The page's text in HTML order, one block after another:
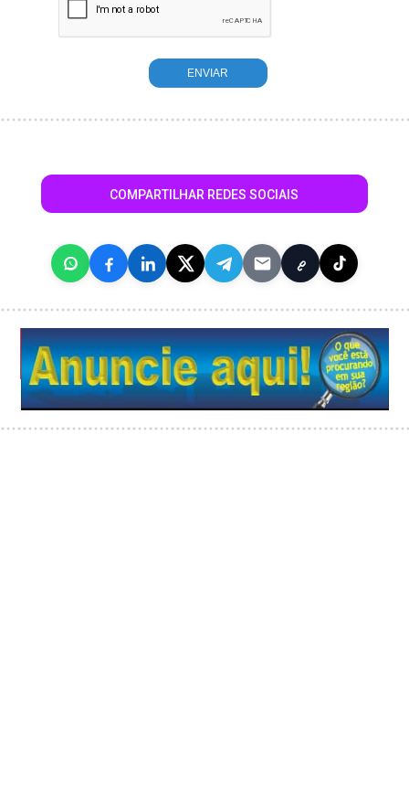
COMPARTILHAR REDES SOCIAIS